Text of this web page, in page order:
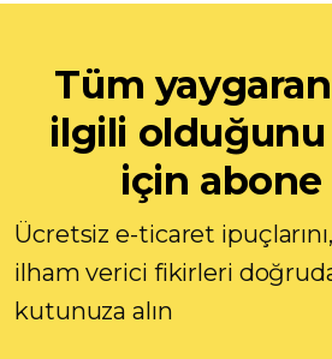
Tüm
ilgili
için
Ücretsiz e-ticaret
ilham verici fikirleri
kutunuza alın